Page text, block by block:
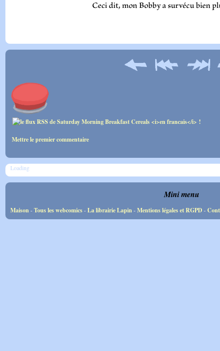
Mettre le premier commentaire
Loading
Mini menu
Maison-Tous les webcomics-La librairie Lapin-Mentions légales et RGPD-